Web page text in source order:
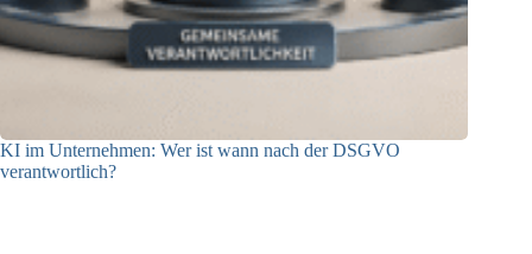
KI im Unternehmen: Wer ist wann nach der DSGVO
verantwortlich?